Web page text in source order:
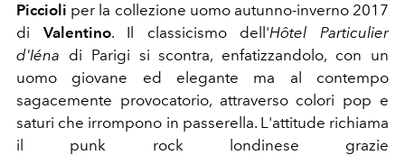
Piccioli per la collezione uomo autunno-inverno 2017
di Valentino. Il classicismo dell'Hôtel Particulier
d'Iéna di Parigi si scontra, enfatizzandolo, con un
uomo giovane ed elegante ma al contempo
sagacemente provocatorio, attraverso colori pop e
saturi che irrompono in passerella. L'attitude richiama
il punk rock londinese grazie